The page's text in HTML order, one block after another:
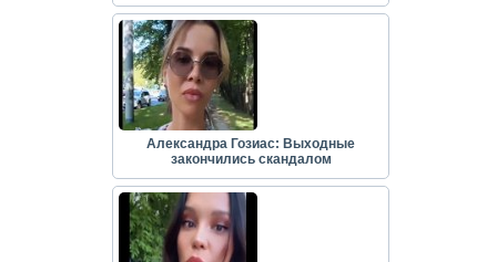
Александра Гозиас: Выходные
закончились скандалом